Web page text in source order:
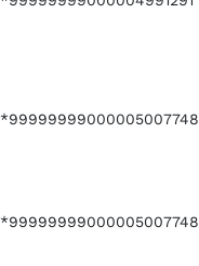
*99999999000005007748
*99999999000005007748